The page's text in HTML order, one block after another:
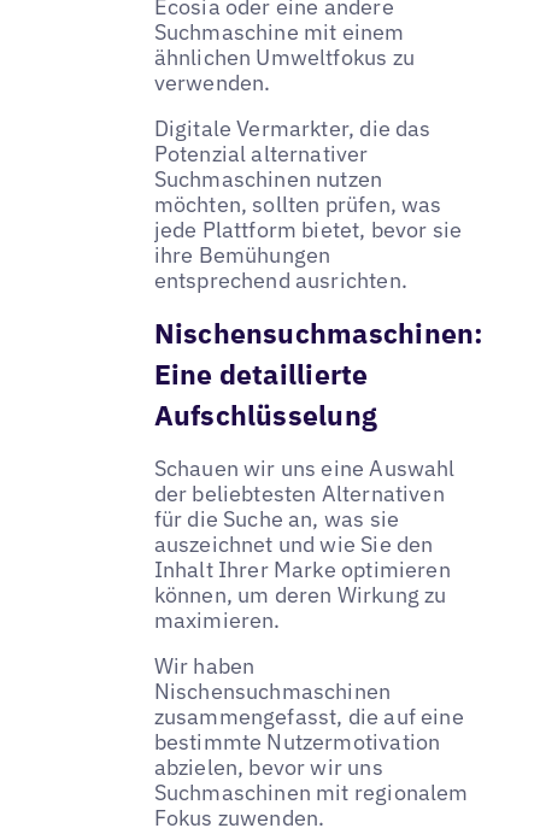
Ecosia oder eine andere
Suchmaschine mit einem
ähnlichen Umweltfokus zu
verwenden.
Digitale Vermarkter, die das
Potenzial alternativer
Suchmaschinen nutzen
möchten, sollten prüfen, was
jede Plattform bietet, bevor sie
ihre Bemühungen
entsprechend ausrichten.
Nischensuchmaschinen:
Eine detaillierte
Aufschlüsselung
Schauen wir uns eine Auswahl
der beliebtesten Alternativen
für die Suche an, was sie
auszeichnet und wie Sie den
Inhalt Ihrer Marke optimieren
können, um deren Wirkung zu
maximieren.
Wir haben
Nischensuchmaschinen
zusammengefasst, die auf eine
bestimmte Nutzermotivation
abzielen, bevor wir uns
Suchmaschinen mit regionalem
Fokus zuwenden.